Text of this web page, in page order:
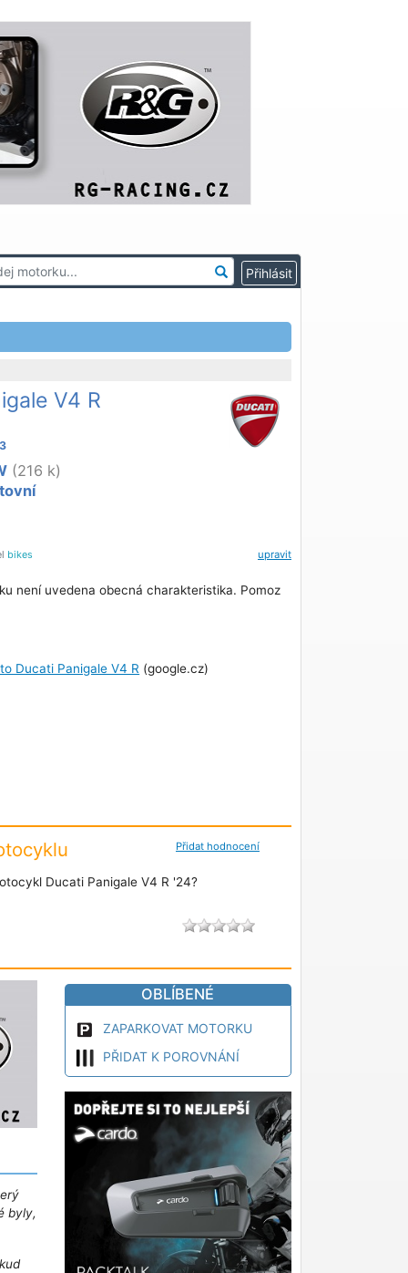
V4 R
3
(216 k)
upravit
bikes
není uvedena obecná charakteristika. Pomoz
Ducati Panigale V4 R (google.cz)
Přidat hodnocení
Ducati Panigale V4 R '24?
byly,
OBLÍBENÉ
ZAPARKOVAT MOTORKU
PŘIDAT K POROVNÁNÍ